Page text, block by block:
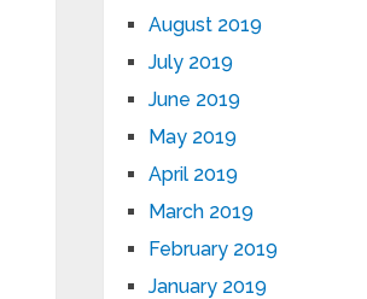
August 2019
July 2019
June 2019
May 2019
April 2019
March 2019
February 2019
January 2019